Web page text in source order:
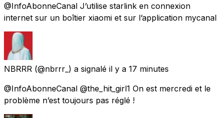
@InfoAbonneCanal J’utilise starlink en connexion
internet sur un boîtier xiaomi et sur l’application mycanal
NBRRR (@nbrrr_) a signalé il y a 17 minutes
@InfoAbonneCanal @the_hit_girl1 On est mercredi et le
problème n’est toujours pas réglé !